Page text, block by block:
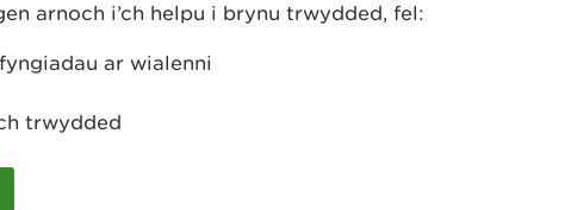
arnoch i’ch helpu i brynu trwydded, fel:
ar wialenni
trwydded